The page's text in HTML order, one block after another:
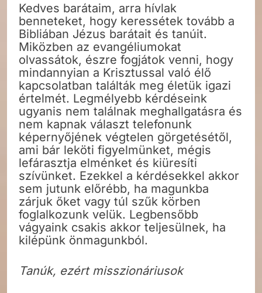
Kedves barátaim, arra hívlak
benneteket, hogy keressétek tovább a
Bibliában Jézus barátait és tanúit.
Miközben az evangéliumokat
olvassátok, észre fogjátok venni, hogy
mindannyian a Krisztussal való élő
kapcsolatban találták meg életük igazi
értelmét. Legmélyebb kérdéseink
ugyanis nem találnak meghallgatásra és
nem kapnak választ telefonunk
képernyőjének végtelen görgetésétől,
ami bár leköti figyelmünket, mégis
lefárasztja elménket és kiüresíti
szívünket. Ezekkel a kérdésekkel akkor
sem jutunk előrébb, ha magunkba
zárjuk őket vagy túl szűk körben
foglalkozunk velük. Legbensőbb
vágyaink csakis akkor teljesülnek, ha
kilépünk önmagunkból.
Tanúk, ezért misszionáriusok